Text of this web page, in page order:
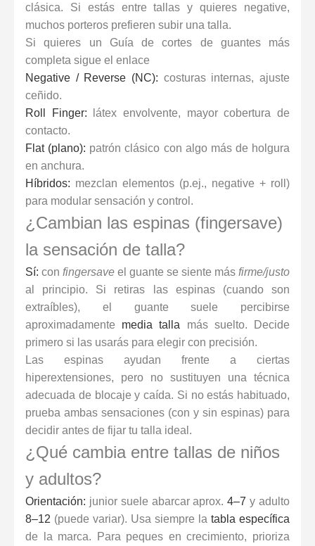
clásica. Si estás entre tallas y quieres negative,
muchos porteros prefieren subir una talla.
Si quieres un Guía de cortes de guantes más
completa sigue el enlace
Negative / Reverse (NC): costuras internas, ajuste
ceñido.
Roll Finger: látex envolvente, mayor cobertura de
contacto.
Flat (plano): patrón clásico con algo más de holgura
en anchura.
Híbridos: mezclan elementos (p.ej., negative + roll)
para modular sensación y control.
¿Cambian las espinas (fingersave)
la sensación de talla?
Sí: con fingersave el guante se siente más firme/justo
al principio. Si retiras las espinas (cuando son
extraíbles), el guante suele percibirse
aproximadamente media talla más suelto. Decide
primero si las usarás para elegir con precisión.
Las espinas ayudan frente a ciertas
hiperextensiones, pero no sustituyen una técnica
adecuada de blocaje y caída. Si no estás habituado,
prueba ambas sensaciones (con y sin espinas) para
decidir antes de fijar tu talla ideal.
¿Qué cambia entre tallas de niños
y adultos?
Orientación: junior suele abarcar aprox.4–7 y adulto
8–12 (puede variar). Usa siempre la tabla específica
de la marca. Para peques en crecimiento, prioriza